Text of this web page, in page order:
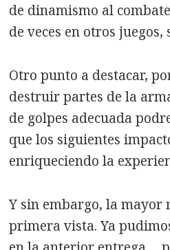
de dinamismo al
de veces en otros
Otro punto a destacar,
destruir partes de la
de golpes adecuada
que los siguientes
enriqueciendo la
Y sin embargo, la mayor
primera vista. Ya